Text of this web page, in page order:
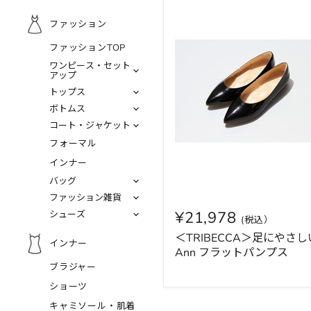
ファッション
ファッションTOP
ワンピース・セット
アップ
トップス
ボトムス
コート・ジャケット
フォーマル
インナー
バッグ
ファッション雑貨
シューズ
インナー
ブラジャー
ショーツ
キャミソール・肌着
¥21,978
＜TRIBECCA＞足にやさし
Ann フラットパンプス